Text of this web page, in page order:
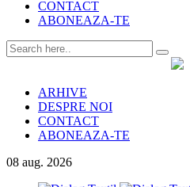
CONTACT
ABONEAZA-TE
ARHIVE
DESPRE NOI
CONTACT
ABONEAZA-TE
08 aug. 2026